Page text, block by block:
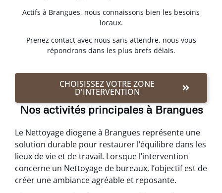
Actifs à Brangues, nous connaissons bien les besoins
locaux.
Prenez contact avec nous sans attendre, nous vous
répondrons dans les plus brefs délais.
CHOISISSEZ VOTRE ZONE
D'INTERVENTION
Nos activités principales à Brangues
Le Nettoyage diogene à Brangues représente une
solution durable pour restaurer l’équilibre dans les
lieux de vie et de travail. Lorsque l’intervention
concerne un Nettoyage de bureaux, l’objectif est de
créer une ambiance agréable et reposante.